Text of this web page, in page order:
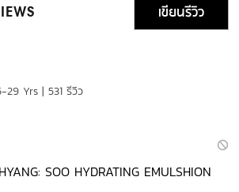
เขียนรีวิว
Yrs | 531 รีวิว
SOO HYDRATING EMULSHION